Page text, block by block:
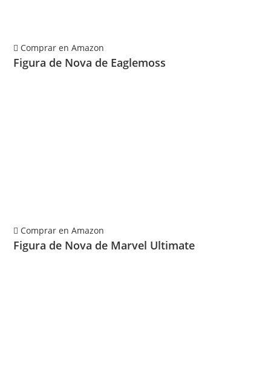
Comprar en Amazon
Figura de Nova de Eaglemoss
Comprar en Amazon
Figura de Nova de Marvel Ultimate